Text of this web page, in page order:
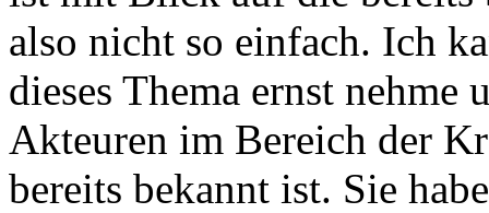
also nicht so einfach. Ich
dieses Thema ernst nehme
Akteuren im Bereich der
bereits bekannt ist. Sie